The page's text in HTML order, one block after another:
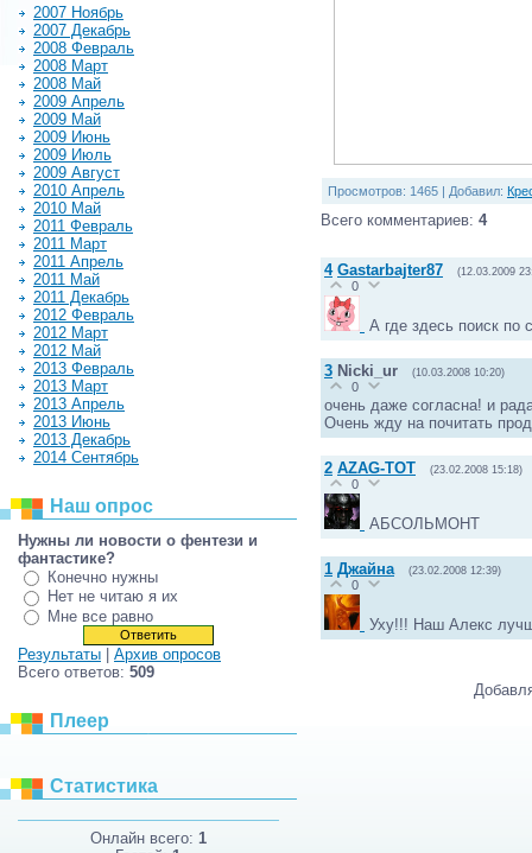
2007 Ноябрь
2007 Декабрь
2008 Февраль
2008 Март
2008 Май
2009 Апрель
2009 Май
2009 Июнь
2009 Июль
2009 Август
2010 Апрель
2010 Май
2011 Февраль
2011 Март
2011 Апрель
2011 Май
2011 Декабрь
2012 Февраль
2012 Март
2012 Май
2013 Февраль
2013 Март
2013 Апрель
2013 Июнь
2013 Декабрь
2014 Сентябрь
Наш опрос
Нужны ли новости о фентези и
фантастике?
Конечно нужны
Нет не читаю я их
Мне все равно
Результаты
Архив опросов
Всего ответов: 509
Плеер
Статистика
Онлайн всего: 1
Просмотров: 1465 | Добавил:
Всего комментариев: 4
4 Gastarbajter87 (12.03.2009
0
А где здесь поиск по
3 Nicki_ur (10.03.2008 10:20)
0
очень даже согласна! и
Очень жду на почитать
2 AZAG-TOT (23.02.2008 15:18)
0
АБСОЛЬМОНТ
1 Джайна (23.02.2008 12:39)
0
Уху!!! Наш Алекс